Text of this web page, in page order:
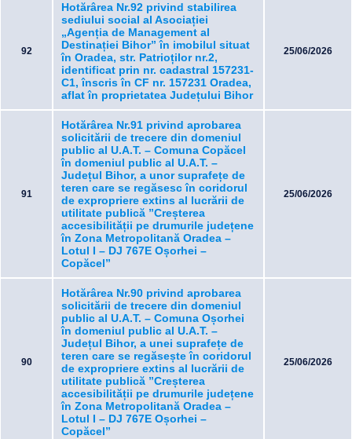
92
Hotărârea Nr.92 privind stabilirea
sediului social al Asociației
„Agenția de Management al
Destinației Bihor” în imobilul situat
în Oradea, str. Patrioților nr.2,
identificat prin nr. cadastral 157231-
C1, înscris în CF nr. 157231 Oradea,
aflat în proprietatea Județului Bihor
25/06/2026
91
Hotărârea Nr.91 privind aprobarea
solicitării de trecere din domeniul
public al U.A.T. – Comuna Copăcel
în domeniul public al U.A.T. –
Județul Bihor, a unor suprafețe de
teren care se regăsesc în coridorul
de expropriere extins al lucrării de
utilitate publică ”Creșterea
accesibilității pe drumurile județene
în Zona Metropolitană Oradea –
Lotul I – DJ 767E Oșorhei –
Copăcel”
25/06/2026
90
Hotărârea Nr.90 privind aprobarea
solicitării de trecere din domeniul
public al U.A.T. – Comuna Oșorhei
în domeniul public al U.A.T. –
Județul Bihor, a unei suprafețe de
teren care se regăsește în coridorul
de expropriere extins al lucrării de
utilitate publică ”Creșterea
accesibilității pe drumurile județene
în Zona Metropolitană Oradea –
Lotul I – DJ 767E Oșorhei –
Copăcel”
25/06/2026